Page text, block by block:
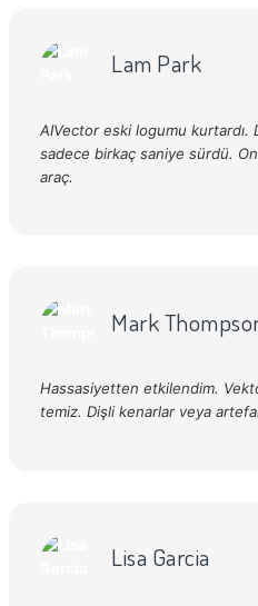
Lam Park
AIVector eski logumu kurtardı.
sadece birkaç saniye sürdü.
araç.
Mark
Hassasiyetten etkilendim.
temiz. Dişli kenarlar veya
Lisa Garcia